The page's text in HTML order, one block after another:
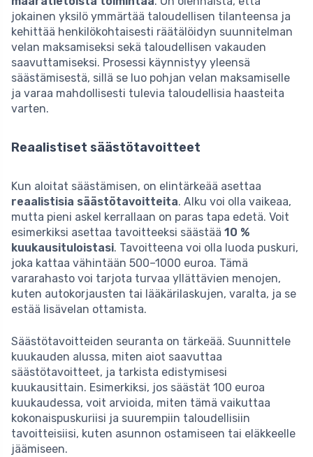
jokainen yksilö ymmärtää taloudellisen tilanteensa ja
kehittää henkilökohtaisesti räätälöidyn suunnitelman
velan maksamiseksi sekä taloudellisen vakauden
saavuttamiseksi. Prosessi käynnistyy yleensä
säästämisestä, sillä se luo pohjan velan maksamiselle
ja varaa mahdollisesti tulevia taloudellisia haasteita
varten.
Reaalistiset säästötavoitteet
Kun aloitat säästämisen, on elintärkeää asettaa
reaalistisia säästötavoitteita. Alku voi olla vaikeaa,
mutta pieni askel kerrallaan on paras tapa edetä. Voit
esimerkiksi asettaa tavoitteeksi säästää 10 %
kuukausituloistasi. Tavoitteena voi olla luoda puskuri,
joka kattaa vähintään 500–1000 euroa. Tämä
vararahasto voi tarjota turvaa yllättävien menojen,
kuten autokorjausten tai lääkärilaskujen, varalta, ja se
estää lisävelan ottamista.
Säästötavoitteiden seuranta on tärkeää. Suunnittele
kuukauden alussa, miten aiot saavuttaa
säästötavoitteet, ja tarkista edistymisesi
kuukausittain. Esimerkiksi, jos säästät 100 euroa
kuukaudessa, voit arvioida, miten tämä vaikuttaa
kokonaispuskuriisi ja suurempiin taloudellisiin
tavoitteisiisi, kuten asunnon ostamiseen tai eläkkeelle
jäämiseen.